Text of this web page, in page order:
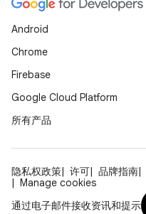
Android
Chrome
Firebase
Google Cloud Platform
所有产品
隐私权政策 许可 品牌指南
Manage cookies
通过电子邮件接收资讯和提示